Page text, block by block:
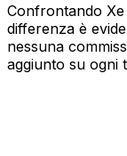
Confrontando
differenza è
nessuna
aggiunto su ogni